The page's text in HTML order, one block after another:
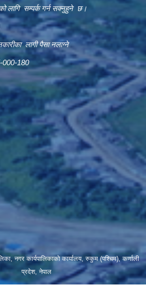
सम्पर्क गर्न सक्नुहुने छ।
लागी पैसा नलाग्ने
000-180
नगर कार्यपालिकाको कार्यालय, रुकुम (पश्चिम), कर्णाली
प्रदेश, नेपाल